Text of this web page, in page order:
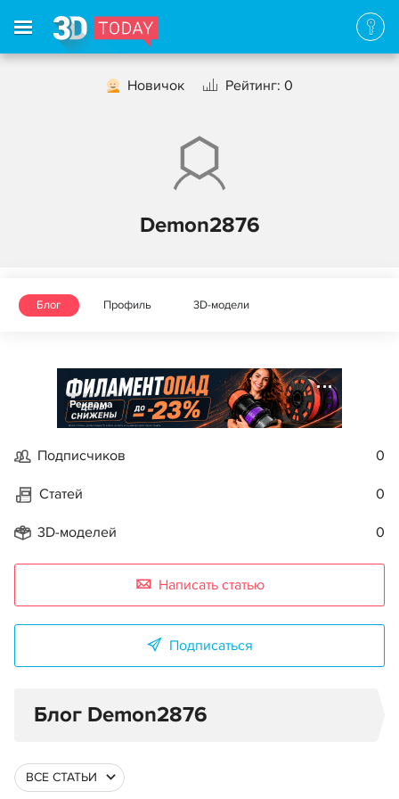
Новичок Рейтинг: 0
Demon2876
Блог Профиль 3D-модели
Реклама
Подписчиков 0
Статей 0
3D-моделей 0
Написать статью
Подписаться
Блог Demon2876
ВСЕ СТАТЬИ